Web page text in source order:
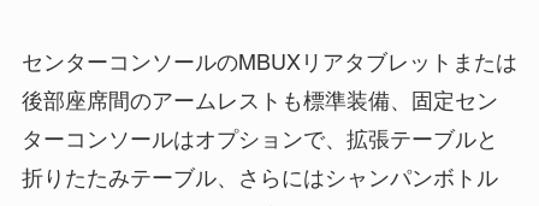
センターコンソールのMBUXリアタブレットまたは
後部座席間のアームレストも標準装備、固定セン
ターコンソールはオプションで、拡張テーブルと
折りたたみテーブル、さらにはシャンパンボトル